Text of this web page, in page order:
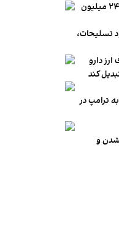
میانگین قیمت مسکن در تهران به متری ۲۴۰ میلیون
تسلیحات،
دارو
ترامپ در
شدن و